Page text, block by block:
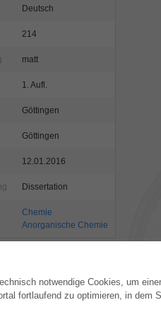
notwendige Cookies, um
fortlaufend zu optimieren, in dem
Deutsch
214
matt
1. Aufl.
Göttingen
Göttingen
12.01.2016
Dissertation
Chemie
Anorganische Chemie